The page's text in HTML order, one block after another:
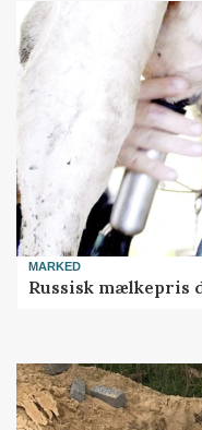
MARKED
Russisk mælkepris